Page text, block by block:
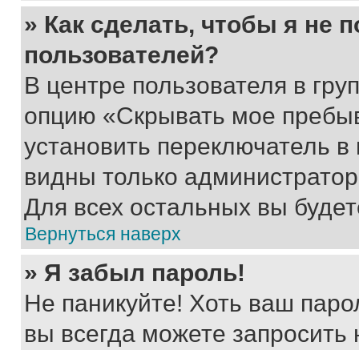
» Как сделать, чтобы я не
пользователей?
В центре пользователя в
опцию «Скрывать мое
установить переключатель
видны только
Для всех остальных вы
Вернуться наверх
» Я забыл пароль!
Не паникуйте! Хоть ваш
вы всегда можете